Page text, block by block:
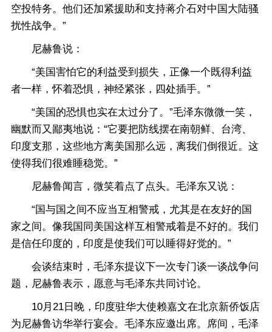
空投特务。他们还加紧援助和支持蒋介石对中国大陆骚
扰性战争。”
尼赫鲁说：
“美国害怕它的利益受到损失，正像一个既得利益
者一样，怀着恐惧，神经紧张，四处插手。”
“美国的恐惧也实在太过分了。”毛泽东微微一笑，
幽默而又鄙夷地说：“它要把防线摆在南朝鲜、台湾、
印度支那，这些地方离美国那么远，离我们倒很近。这
使得我们很难睡稳觉。”
尼赫鲁闻言，微笑着点了点头。毛泽东又说：
“国与国之间不应当互相警戒，尤其是在友好的国
家之间。像我国同美国这样互相警戒着是不好的。我们
是信任印度的，印度是使我们可以睡得好觉的。”
会谈结束时，毛泽东提议下一次专门谈一谈战争问
题，尼赫鲁表示，愿意与毛泽东共同讨论。
10月21日晚，印度驻华大使赖嘉文在北京新侨饭店
为尼赫鲁访华举行宴会。毛泽东应邀出席。席间，毛泽